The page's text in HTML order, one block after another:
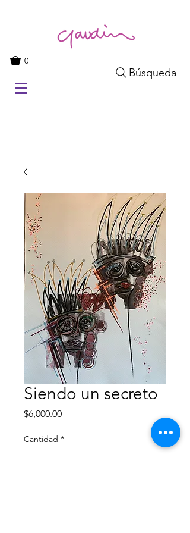
0
Búsqueda
Siendo un secreto
$6,000.00Precio
Cantidad *